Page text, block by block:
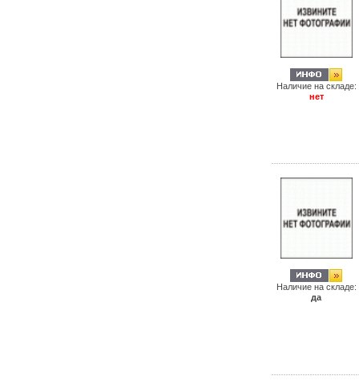
Наличие на складе:
нет
Наличие на складе:
да